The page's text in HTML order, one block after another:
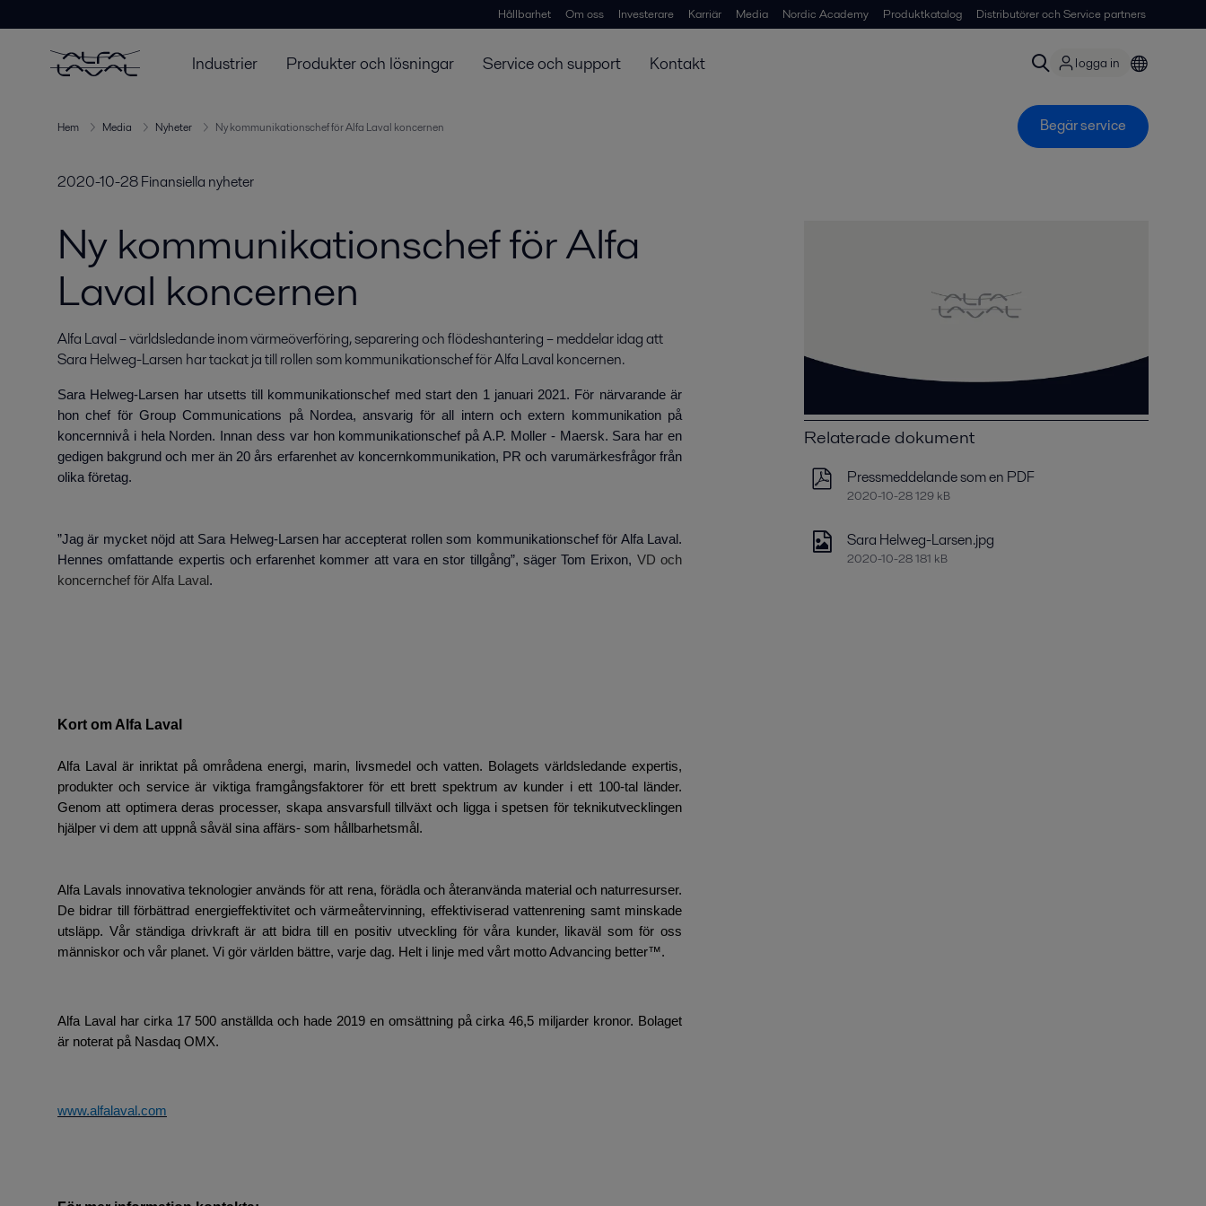
Hållbarhet Om oss Investerare Karriär Media Nordic Academy Produktkatalog Distributörer och Service partners
Industrier Produkter och lösningar Service och support Kontakt logga in
Hem Media Nyheter Ny kommunikationschef för Alfa Laval koncernen Begär service
2020-10-28Finansiella nyheter
Ny kommunikationschef för Alfa
Laval koncernen
Alfa Laval – världsledande inom värmeöverföring, separering och flödeshantering – meddelar idag att
Sara Helweg-Larsen har tackat ja till rollen som kommunikationschef för Alfa Laval koncernen.
Sara Helweg-Larsen har utsetts till kommunikationschef med start den 1 januari 2021. För närvarande är
hon chef för Group Communications på Nordea, ansvarig för all intern och extern kommunikation på
koncernnivå i hela Norden. Innan dess var hon kommunikations­chef på A.P. Moller - Maersk. Sara har en
gedigen bakgrund och mer än 20 års erfarenhet av koncernkommunikation, PR och varumärkesfrågor från
olika företag.
”Jag är mycket nöjd att Sara Helweg-Larsen har accepterat rollen som kommunikations­chef för Alfa Laval.
Hennes omfattande expertis och erfarenhet kommer att vara en stor tillgång”, säger Tom Erixon, VD och
koncernchef för Alfa Laval .
Kort om Alfa Laval
Alfa Laval är inriktat på områdena energi, marin, livsmedel och vatten. Bolagets världsledande expertis,
produkter och service är viktiga framgångsfaktorer för ett brett spektrum av kunder i ett 100-tal länder.
Genom att optimera deras processer, skapa ansvarsfull tillväxt och ligga i spetsen för teknikutvecklingen
hjälper vi dem att uppnå såväl sina affärs- som hållbarhetsmål.
Alfa Lavals innovativa teknologier används för att rena, förädla och återanvända material och naturresurser.
De bidrar till förbättrad energieffektivitet och värmeåtervinning, effektiviserad vattenrening samt minskade
utsläpp. Vår ständiga drivkraft är att bidra till en positiv utveckling för våra kunder, likaväl som för oss
människor och vår planet. Vi gör världen bättre, varje dag. Helt i linje med vårt motto Advancing better™.
Alfa Laval har cirka 17 500 anställda och hade 2019 en omsättning på cirka 46,5 miljarder kronor. Bolaget
är noterat på Nasdaq OMX.
www.alfalaval.com
Relaterade dokument
Pressmeddelande som en PDF
2020-10-28 129 kB
Sara Helweg-Larsen.jpg
2020-10-28 181 kB